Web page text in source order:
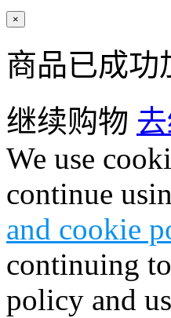
×
商品已成功
继续购物
We use
continue
and cookie
continuing
policy and